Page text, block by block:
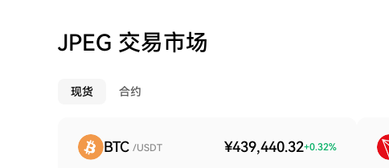
JPEG 交易市场
现货 合约
BTC /USDT ¥439,440.32+0.32%